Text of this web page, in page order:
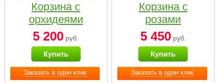
Заказать в один клик
Корзина с
орхидеями
малая
5 200 руб.
Купить
Заказать в один клик
Корзина с
розами
«Красный
Париж»
5 450руб.
Купить